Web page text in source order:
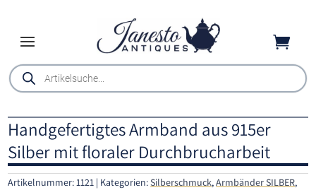

Products
search
Handgefertigtes Armband aus 915er
Silber mit floraler Durchbrucharbeit
Artikelnummer:1121 Kategorien:Silberschmuck,Armbänder SILBER,